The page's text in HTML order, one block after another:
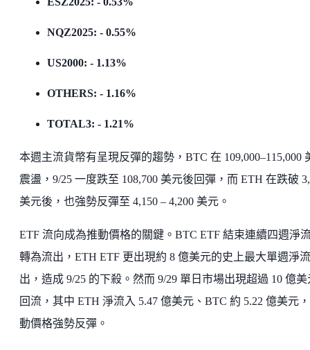
NQZ2025: - 0.55%
US2000: - 1.13%
OTHERS: - 1.16%
TOTAL3: - 1.21%
本週主流貨幣有呈現反彈的趨勢，BTC 在 109,000–115,000
震盪，9/25 一度跌至 108,700 美元後回彈，而 ETH 在跌破
美元後，也強勢反彈至 4,150 – 4,200 美元。
ETF 流向成為推動價格的關鍵。BTC ETF 結束連續四週淨
轉為流出，ETH ETF 更出現約 8 億美元的史上最大單週淨流
出，造成 9/25 的下殺。然而 9/29 單日市場出現超過 10 億美
回流，其中 ETH 淨流入 5.47 億美元、BTC 約 5.22 億美元
動價格強勢反彈。